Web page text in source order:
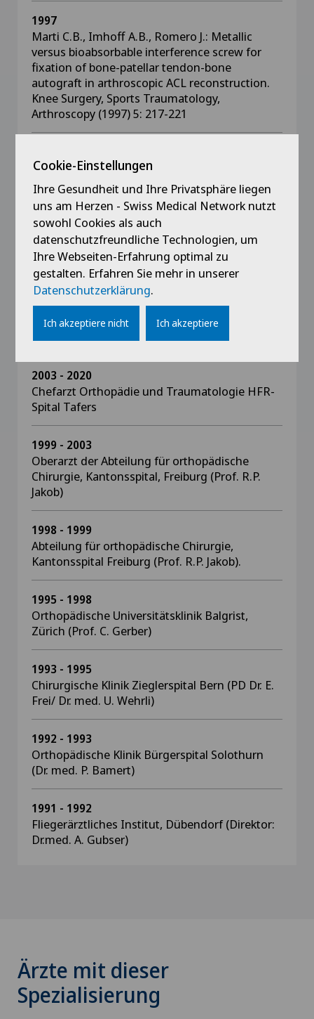
1997
Marti C.B., Imhoff A.B., Romero J.: Metallic
versus bioabsorbable interference screw for
fixation of bone-patellar tendon-bone
autograft in arthroscopic ACL reconstruction.
Knee Surgery, Sports Traumatology,
Arthroscopy (1997) 5: 217-221
Marti C.B., Simmen B.R., Bloch H., Gschwend
N.: Operative Korrektur der
Schwanenhalsdeformität. Klinik W. Schulthess,
Zürich. Genehmigt 1994
Berufserfahrung
2020 - 2024
Leitender Arzt HFR Freiburg
2003 - 2020
Chefarzt Orthopädie und Traumatologie HFR-
Spital Tafers
1999 - 2003
Oberarzt der Abteilung für orthopädische
Chirurgie, Kantonsspital, Freiburg (Prof. R.P.
Jakob)
1998 - 1999
Abteilung für orthopädische Chirurgie,
Kantonsspital Freiburg (Prof. R.P. Jakob).
1995 - 1998
Orthopädische Universitätsklinik Balgrist,
Zürich (Prof. C. Gerber)
1993 - 1995
Chirurgische Klinik Zieglerspital Bern (PD Dr. E.
Frei/ Dr. med. U. Wehrli)
1992 - 1993
Orthopädische Klinik Bürgerspital Solothurn
(Dr. med. P. Bamert)
1991 - 1992
Fliegerärztliches Institut, Dübendorf (Direktor:
Dr.med. A. Gubser)
Ärzte mit dieser
Spezialisierung
Cookie-Einstellungen
Ihre Gesundheit und Ihre Privatsphäre liegen
uns am Herzen - Swiss Medical Network nutzt
sowohl Cookies als auch
datenschutzfreundliche Technologien, um
Ihre Webseiten-Erfahrung optimal zu
gestalten. Erfahren Sie mehr in unserer
Datenschutzerklärung.
Ich akzeptiere nicht Ich akzeptiere